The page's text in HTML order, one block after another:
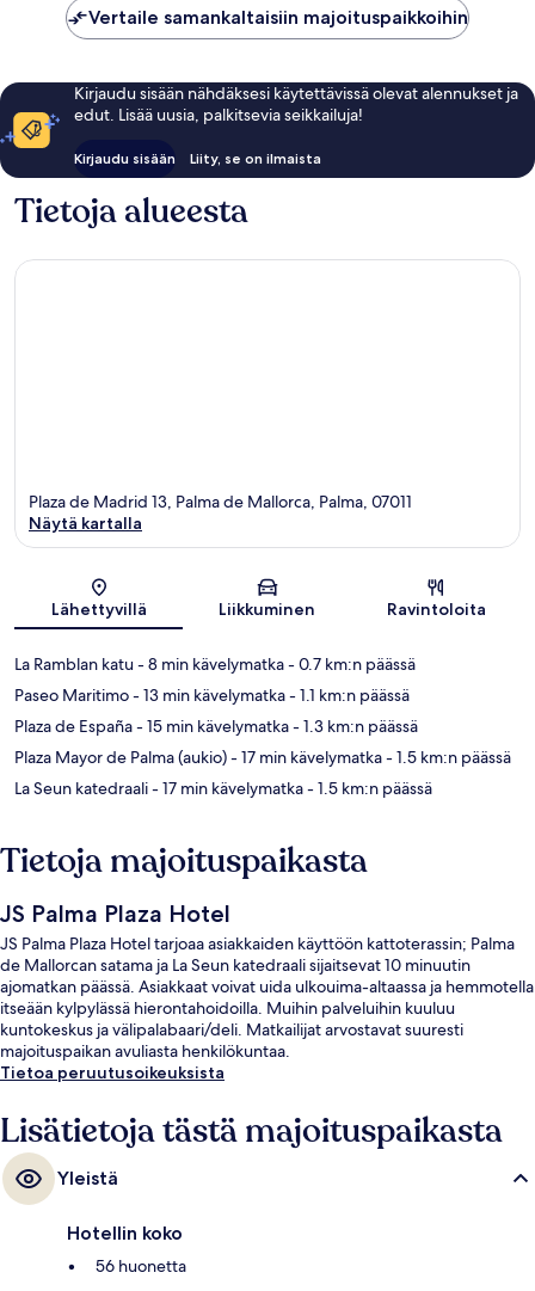
Vertaile samankaltaisiin majoituspaikkoihin
Kirjaudu sisään nähdäksesi käytettävissä olevat alennukset ja
edut. Lisää uusia, palkitsevia seikkailuja!
Kirjaudu sisään Liity, se on ilmaista
Tietoja alueesta
Kartta
Plaza de Madrid 13, Palma de Mallorca, Palma, 07011
Näytä kartalla
Lähettyvillä Liikkuminen Ravintoloita
La Ramblan katu- 8 min kävelymatka- 0.7 km:n päässä
Paseo Maritimo- 13 min kävelymatka- 1.1 km:n päässä
Plaza de España- 15 min kävelymatka- 1.3 km:n päässä
Plaza Mayor de Palma (aukio)- 17 min kävelymatka- 1.5 km:n päässä
La Seun katedraali- 17 min kävelymatka- 1.5 km:n päässä
Tietoja majoituspaikasta
JS Palma Plaza Hotel
JS Palma Plaza Hotel tarjoaa asiakkaiden käyttöön kattoterassin; Palma
de Mallorcan satama ja La Seun katedraali sijaitsevat 10 minuutin
ajomatkan päässä. Asiakkaat voivat uida ulkouima-altaassa ja hemmotella
itseään kylpylässä hierontahoidoilla. Muihin palveluihin kuuluu
kuntokeskus ja välipalabaari/deli. Matkailijat arvostavat suuresti
majoituspaikan avuliasta henkilökuntaa.
Tietoa peruutusoikeuksista
Lisätietoja tästä majoituspaikasta
Yleistä
Hotellin koko
56 huonetta